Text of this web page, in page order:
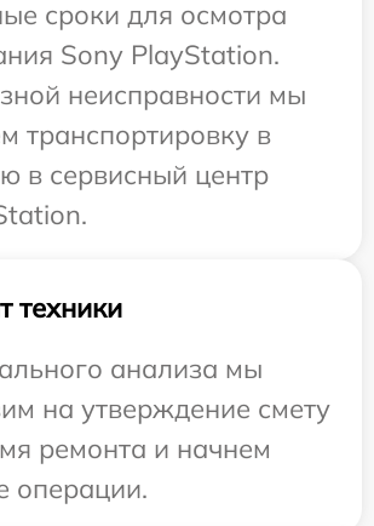
сроки для осмотра
Sony PlayStation.
неисправности мы
транспортировку в
в сервисный центр
техники
анализа мы
на утверждение смету
ремонта и начнем
операции.